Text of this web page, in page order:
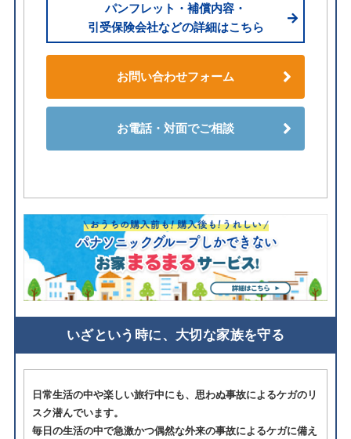
パンフレット・補償内容・
引受保険会社などの詳細はこちら
お問い合わせフォーム
お電話・対面でご相談
いざという時に、大切な家族を守る
日常生活の中や楽しい旅行中にも、思わぬ事故によるケガのリ
スク潜んでいます。
毎日の生活の中で急激かつ偶然な外来の事故によるケガに備え